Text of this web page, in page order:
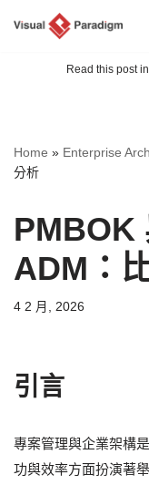
Read this post
Home » Enterprise
分析
PMBOK
ADM：
4 2 月, 2026
引言
專案管理與企業架構
功與效率方面扮演著